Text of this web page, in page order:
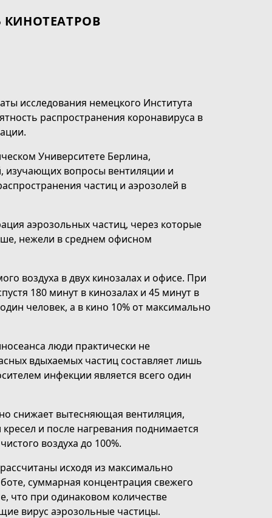
исследования немецкого Института
распространения коронавируса в
Университете Берлина,
вопросы вентиляции и
частиц и аэрозолей в
аэрозольных частиц, через которые
нежели в среднем офисном
воздуха в двух кинозалах и офисе. При
180 минут в кинозалах и 45 минут в
человек, а в кино 10% от максимально
люди практически не
вдыхаемых частиц составляет лишь
инфекции является всего один
снижает вытесняющая вентиляция,
и после нагревания поднимается
воздуха до 100%.
исходя из максимально
суммарная концентрация свежего
что при одинаковом количестве
вирус аэрозольные частицы.